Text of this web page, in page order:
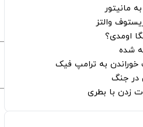
مانیتور
والتز
اومدی؟
شده
خوراندن به ترامپ فیک
در جنگ
زدن با بطری